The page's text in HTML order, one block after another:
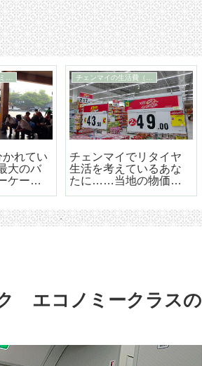
チェンマイ市内の移動手段
ないチ
テウで
楽しい
スーパー、デパート、ショッピングセンター
チェンマイ最大の高級
のショッピングセンタ
ー「セントラルフェス
エコノミークラスの